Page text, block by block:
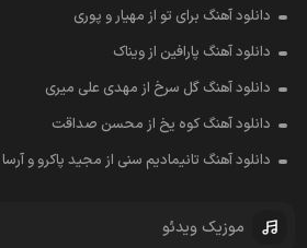
دانلود آهنگ برای تو از مهیار و پوری
دانلود آهنگ پارافین از ویناک
دانلود آهنگ گل سرخ از مهدی علی میری
دانلود آهنگ کوه یخ از محسن صداقت
دانلود آهنگ تانیمادیم سنی از مجید پاکرو و آرسا
موزیک ویدئو